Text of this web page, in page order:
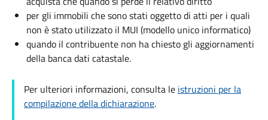
per gli immobili che sono stati oggetto di atti per i quali
non è stato utilizzato il MUI (modello unico informatico)
quando il contribuente non ha chiesto gli aggiornamenti
della banca dati catastale.
Per ulteriori informazioni, consulta le istruzioni per la
compilazione della dichiarazione.